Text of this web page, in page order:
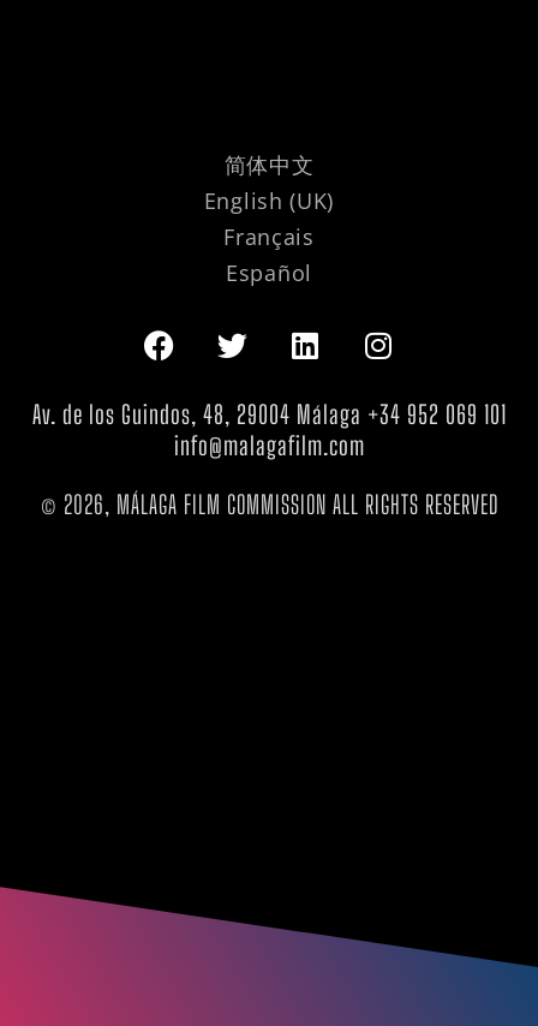
简体中文
English (UK)
Français
Español
Av. de los Guindos, 48, 29004 Málaga +34 952 069 101
info@malagafilm.com
© 2026, MÁLAGA FILM COMMISSION ALL RIGHTS RESERVED